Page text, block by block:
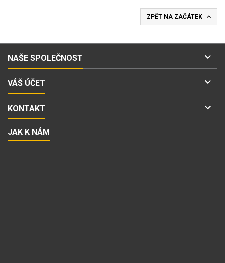
ZPĚT NA ZAČÁTEK 
NAŠE SPOLEČNOST 
VÁŠ ÚČET 
KONTAKT 
JAK K NÁM